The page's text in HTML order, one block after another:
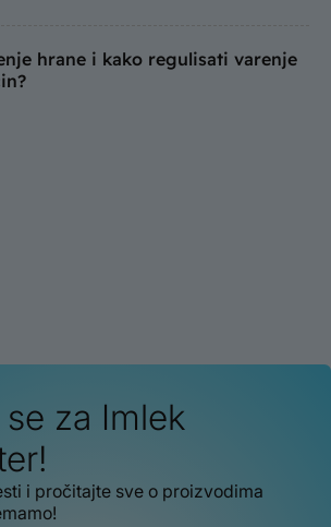
hrane i kako regulisati varenje
se za Imlek
i pročitajte sve o proizvodima